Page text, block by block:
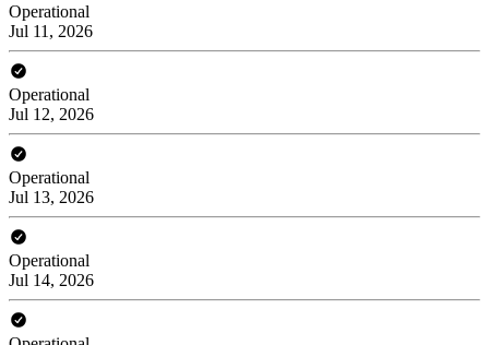
Operational
Jul 11, 2026
Operational
Jul 12, 2026
Operational
Jul 13, 2026
Operational
Jul 14, 2026